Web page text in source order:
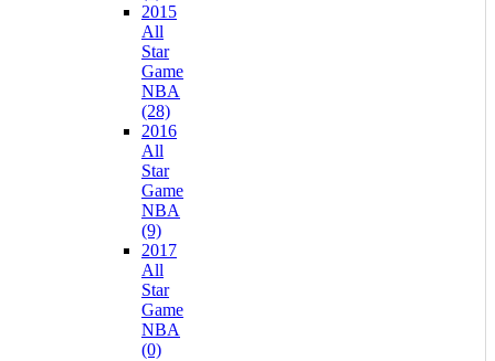
2015
All
Star
Game
NBA
(28)
2016
All
Star
Game
NBA
(9)
2017
All
Star
Game
NBA
(0)